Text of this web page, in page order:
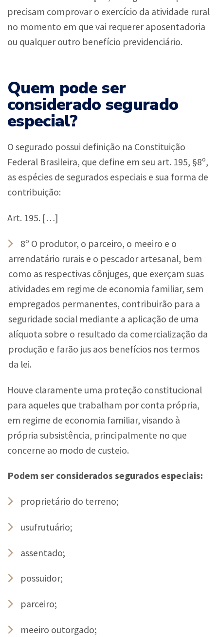
precisam comprovar o exercício da atividade rural
no momento em que vai requerer aposentadoria
ou qualquer outro benefício previdenciário.
Quem pode ser
considerado segurado
especial?
O segurado possui definição na Constituição
Federal Brasileira, que define em seu art. 195, §8º,
as espécies de segurados especiais e sua forma de
contribuição:
Art. 195. […]
8º O produtor, o parceiro, o meeiro e o
arrendatário rurais e o pescador artesanal, bem
como as respectivas cônjuges, que exerçam suas
atividades em regime de economia familiar, sem
empregados permanentes, contribuirão para a
seguridade social mediante a aplicação de uma
alíquota sobre o resultado da comercialização da
produção e farão jus aos benefícios nos termos
da lei.
Houve claramente uma proteção constitucional
para aqueles que trabalham por conta própria,
em regime de economia familiar, visando à
própria subsistência, principalmente no que
concerne ao modo de custeio.
Podem ser considerados segurados especiais:
proprietário do terreno;
usufrutuário;
assentado;
possuidor;
parceiro;
meeiro outorgado;